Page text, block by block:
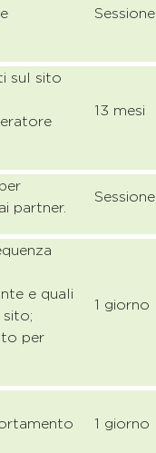
Sessione
sul sito
13 mesi
partner.
Sessione
e quali
per
1 giorno
1 giorno